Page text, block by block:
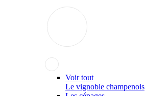
Voir tout
Le vignoble champenois